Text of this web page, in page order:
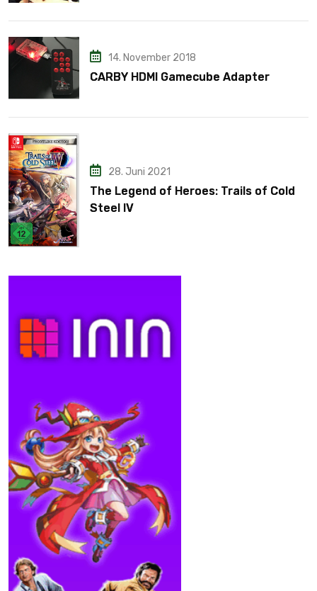
14. November 2018
CARBY HDMI Gamecube Adapter
28. Juni 2021
The Legend of Heroes: Trails of Cold
Steel IV